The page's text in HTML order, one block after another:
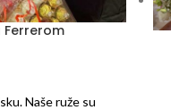
Ferrerom
Naše ruže su